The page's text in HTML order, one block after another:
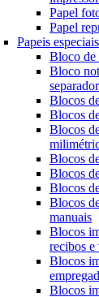
Papel
Papel
Papeis especiais
Bloco de
Bloco
Blocos
Blocos
Blocos
Blocos
Blocos
Blocos
Blocos
manuais
Blocos
recibos e
Blocos
Blocos